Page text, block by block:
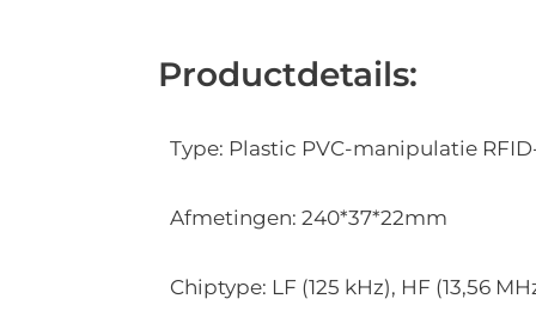
Productdetails:
Type: Plastic PVC-manipulatie
Afmetingen: 240*37*22mm
Chiptype: LF (125 kHz), HF (13,56